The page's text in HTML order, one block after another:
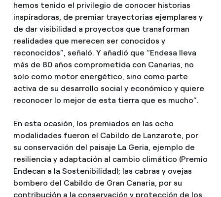
hemos tenido el privilegio de conocer historias
inspiradoras, de premiar trayectorias ejemplares y
de dar visibilidad a proyectos que transforman
realidades que merecen ser conocidos y
reconocidos”, señaló. Y añadió que “Endesa lleva
más de 80 años comprometida con Canarias, no
solo como motor energético, sino como parte
activa de su desarrollo social y económico y quiere
reconocer lo mejor de esta tierra que es mucho”.
En esta ocasión, los premiados en las ocho
modalidades fueron el Cabildo de Lanzarote, por
su conservación del paisaje La Geria, ejemplo de
resiliencia y adaptación al cambio climático (Premio
Endecan a la Sostenibilidad); las cabras y ovejas
bombero del Cabildo de Gran Canaria, por su
contribución a la conservación y protección de los